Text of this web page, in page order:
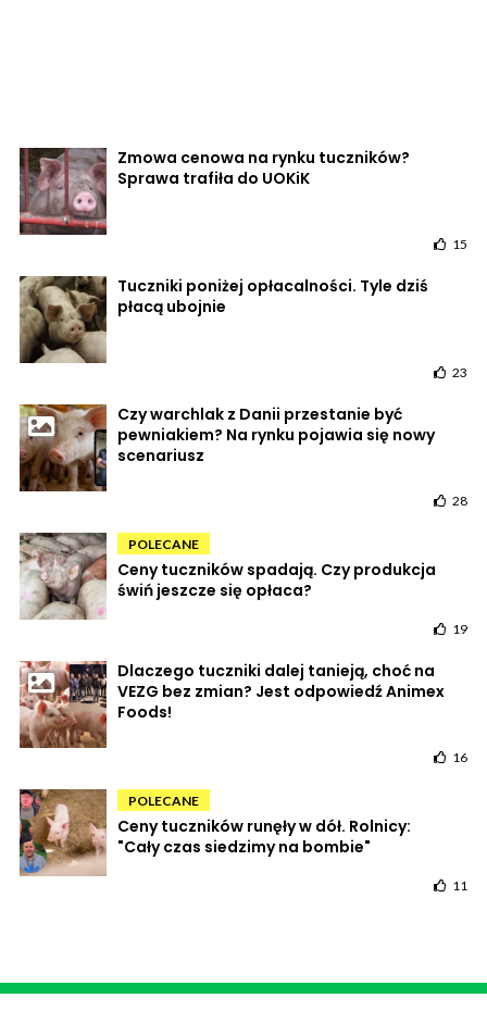
Zmowa cenowa na rynku tuczników?
Sprawa trafiła do UOKiK
15
Tuczniki poniżej opłacalności. Tyle dziś
płacą ubojnie
23
Czy warchlak z Danii przestanie być
pewniakiem? Na rynku pojawia się nowy
scenariusz
28
POLECANE
Ceny tuczników spadają. Czy produkcja
świń jeszcze się opłaca?
19
Dlaczego tuczniki dalej tanieją, choć na
VEZG bez zmian? Jest odpowiedź Animex
Foods!
16
POLECANE
Ceny tuczników runęły w dół. Rolnicy:
"Cały czas siedzimy na bombie"
11